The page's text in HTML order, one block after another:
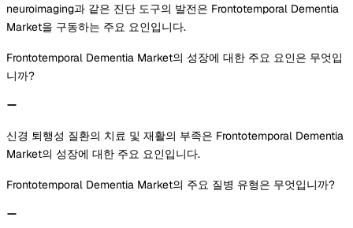
neuroimaging과 같은 진단 도구의 발전은 Frontotemporal Dementia
Market을 구동하는 주요 요인입니다.
Frontotemporal Dementia Market의 성장에 대한 주요 요인은 무엇입
니까?
신경 퇴행성 질환의 치료 및 재활의 부족은 Frontotemporal Dementia
Market의 성장에 대한 주요 요인입니다.
Frontotemporal Dementia Market의 주요 질병 유형은 무엇입니까?